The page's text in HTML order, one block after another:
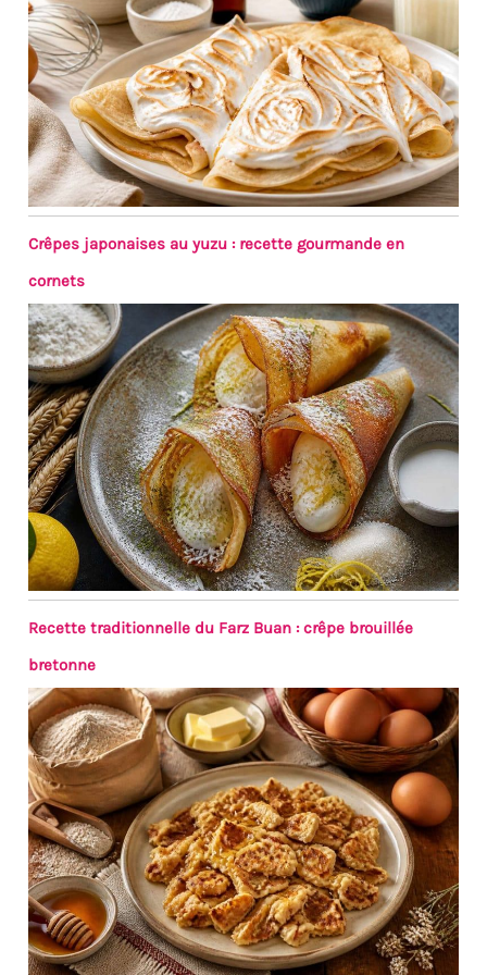
Au En même temps, les
baguettes en métal ont
de beaux motifs laser et
un savoir-faire élégant,
qui sont des cadeaux
idéaux pour Noël, les
anniversaires, les
anniversaires, etc.
Crêpes japonaises au yuzu : recette gourmande en
cornets
Recette traditionnelle du Farz Buan : crêpe brouillée
bretonne